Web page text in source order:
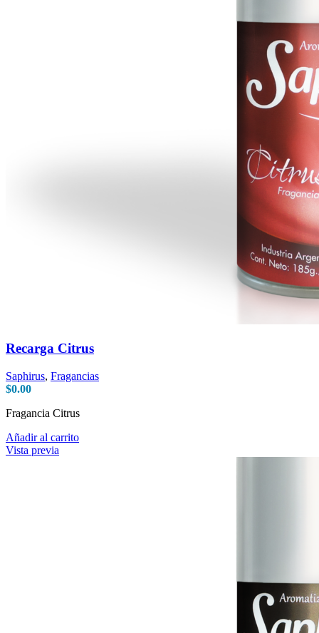
Recarga Citrus
Saphirus, Fragancias
$0.00
Fragancia Citrus
Añadir al carrito
Vista previa